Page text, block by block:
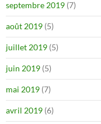
septembre 2019 (7)
août 2019 (5)
juillet 2019 (5)
juin 2019 (5)
mai 2019 (7)
avril 2019 (6)